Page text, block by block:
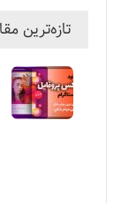
تازه‌ترین